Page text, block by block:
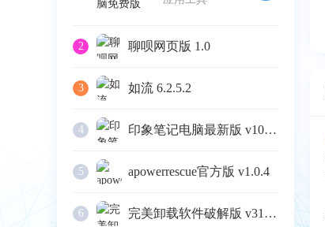
2 聊呗网页版 1.0
3 如流 6.2.5.2
4 印象笔记电脑最新版 v10.4.4
5 apowerrescue官方版 v1.0.4
6 完美卸载软件破解版 v31.16